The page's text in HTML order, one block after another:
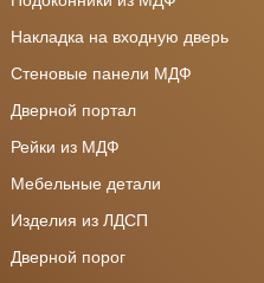
Накладка на входную дверь
Стеновые панели МДФ
Дверной портал
Рейки из МДФ
Мебельные детали
Изделия из ЛДСП
Дверной порог